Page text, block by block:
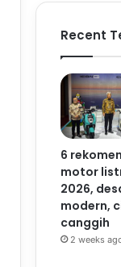
Recent
6
motor
2026,
modern,
canggih
2 weeks